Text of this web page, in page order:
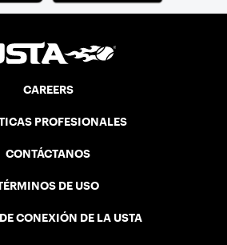
CAREERS
PROFESIONALES
CONTÁCTANOS
DE USO
CONEXIÓN DE LA USTA